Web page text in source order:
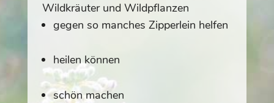
Wildkräuter und Wildpflanzen
gegen so manches Zipperlein helfen
heilen können
schön machen